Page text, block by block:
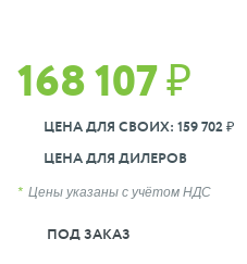
168 107 ₽
ЦЕНА ДЛЯ СВОИХ: 159 702 ₽
ЦЕНА ДЛЯ ДИЛЕРОВ
Цены указаны с учётом НДС
ПОД ЗАКАЗ